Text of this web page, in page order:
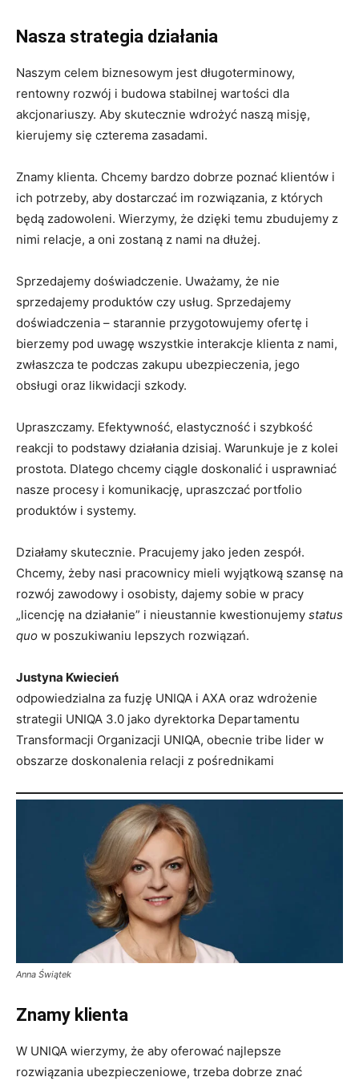
Nasza strategia działania
Naszym celem biznesowym jest długoterminowy,
rentowny rozwój i budowa stabilnej wartości dla
akcjonariuszy. Aby skutecznie wdrożyć naszą misję,
kierujemy się czterema zasadami.
Znamy klienta. Chcemy bardzo dobrze poznać klientów i
ich potrzeby, aby dostarczać im rozwiązania, z których
będą zadowoleni. Wierzymy, że dzięki temu zbudujemy z
nimi relacje, a oni zostaną z nami na dłużej.
Sprzedajemy doświadczenie. Uważamy, że nie
sprzedajemy produktów czy usług. Sprzedajemy
doświadczenia – starannie przygotowujemy ofertę i
bierzemy pod uwagę wszystkie interakcje klienta z nami,
zwłaszcza te podczas zakupu ubezpieczenia, jego
obsługi oraz likwidacji szkody.
Upraszczamy. Efektywność, elastyczność i szybkość
reakcji to podstawy działania dzisiaj. Warunkuje je z kolei
prostota. Dlatego chcemy ciągle doskonalić i usprawniać
nasze procesy i komunikację, upraszczać portfolio
produktów i systemy.
Działamy skutecznie. Pracujemy jako jeden zespół.
Chcemy, żeby nasi pracownicy mieli wyjątkową szansę na
rozwój zawodowy i osobisty, dajemy sobie w pracy
„licencję na działanie” i nieustannie kwestionujemy status
quo w poszukiwaniu lepszych rozwiązań.
Justyna Kwiecień
odpowiedzialna za fuzję UNIQA i AXA oraz wdrożenie
strategii UNIQA 3.0 jako dyrektorka Departamentu
Transformacji Organizacji UNIQA, obecnie tribe lider w
obszarze doskonalenia relacji z pośrednikami
Anna Świątek
Znamy klienta
W UNIQA wierzymy, że aby oferować najlepsze
rozwiązania ubezpieczeniowe, trzeba dobrze znać